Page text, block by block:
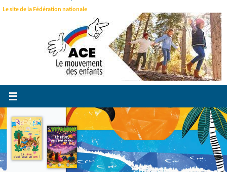
Le site de la Fédération nationale